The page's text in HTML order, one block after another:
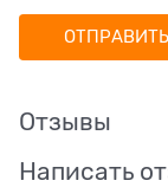
Отзывы
Написать